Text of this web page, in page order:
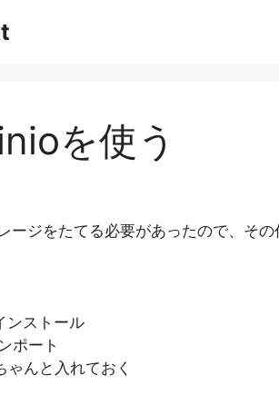
を使う
ージをたてる必要があったので、そ
ンストール
ポート
んと入れておく